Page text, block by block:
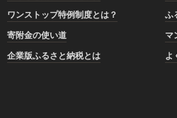
ワンストップ特例制度とは？
ふ
寄附金の使い道
マ
企業版ふるさと納税とは
よ